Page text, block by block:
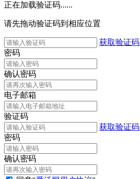
正在加载验证码......
请先拖动验证码到相应位置
获取验证码
密码
确认密码
电子邮箱
验证码
获取验证码
密码
确认密码